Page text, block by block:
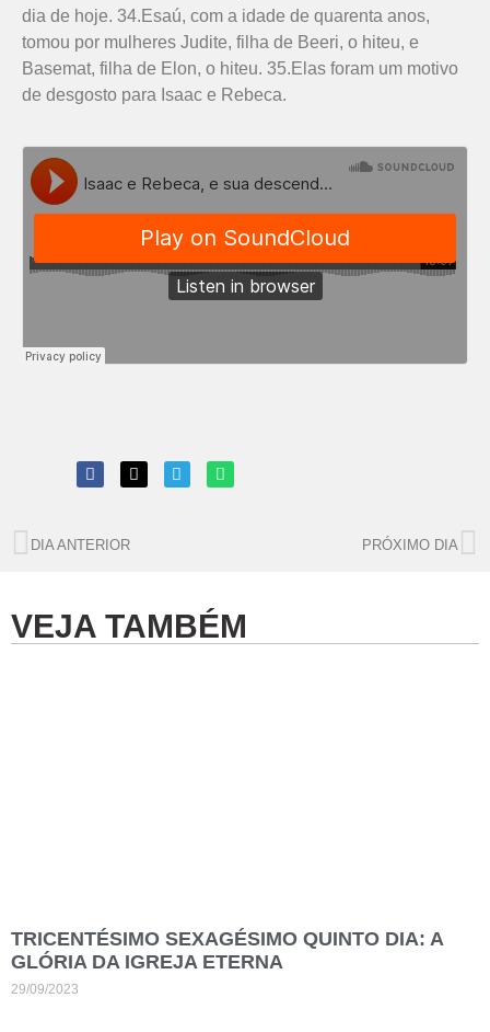
dia de hoje. 34.Esaú, com a idade de quarenta anos,
tomou por mulheres Judite, filha de Beeri, o hiteu, e
Basemat, filha de Elon, o hiteu. 35.Elas foram um motivo
de desgosto para Isaac e Rebeca.
DIA ANTERIOR PRÓXIMO DIA
VEJA TAMBÉM
TRICENTÉSIMO SEXAGÉSIMO QUINTO DIA: A
GLÓRIA DA IGREJA ETERNA
29/09/2023